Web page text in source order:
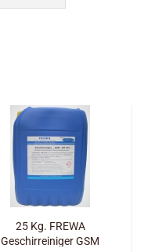
25 Kg. FREWA
Geschirreiniger GSM